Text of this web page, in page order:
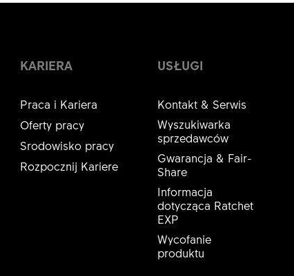
KARIERA
Praca i Kariera
Oferty pracy
Srodowisko pracy
Rozpocznij Kariere
USŁUGI
Kontakt & Serwis
Wyszukiwarka
sprzedawców
Gwarancja & Fair-
Share
Informacja
dotycząca Ratchet
EXP
Wycofanie
produktu